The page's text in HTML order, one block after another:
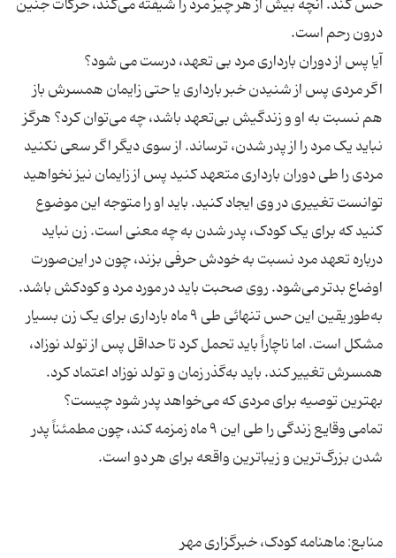
حس کند. آنچه بیش از هر چیز مرد را شیفته می‌کند، حرکات جنین
اگر مردی پس از شنیدن خبر بارداری یا حتی زایمان همسرش باز
هم نسبت به او و زندگیش بی‌تعهد باشد، چه می‌توان کرد؟ هرگز
نباید یک مرد را از پدر شدن، ترساند. از سوی دیگر اگر سعی نکنید
مردی را طی دوران بارداری متعهد کنید پس از زایمان نیز نخواهید
توانست تغییری در وی ایجاد کنید. باید او را متوجه این موضوع
کنید که برای یک کودک، پدر شدن به چه معنی است. زن نباید
درباره تعهد مرد نسبت به خودش حرفی بزند، چون در این‌صورت
اوضاع بدتر می‌شود. روی صحبت باید در مورد مرد و کودکش باشد.
به‌طور یقین این حس تنهائی طی ۹ ماه بارداری برای یک زن بسیار
مشکل است. اما ناچاراً باید تحمل کرد تا حداقل پس از تولد نوزاد،
تمامی وقایع زندگی را طی این ۹ ماه زمزمه کند، چون مطمئناً پدر
منابع: ماهنامه کودک، خبرگزاری مهر